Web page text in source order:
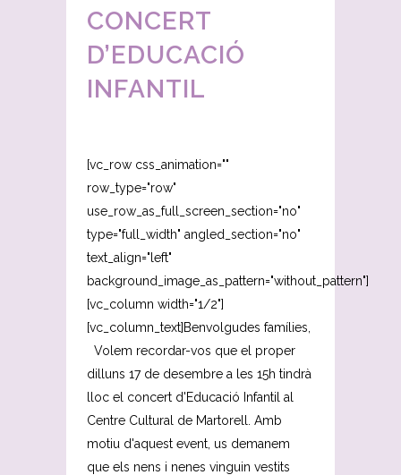
CONCERT
D’EDUCACIÓ
INFANTIL
[vc_row css_animation=""
row_type="row"
use_row_as_full_screen_section="no"
type="full_width" angled_section="no"
text_align="left"
background_image_as_pattern="without_pattern"]
[vc_column width="1/2"]
[vc_column_text]Benvolgudes famílies,
Volem recordar-vos que el proper
dilluns 17 de desembre a les 15h tindrà
lloc el concert d'Educació Infantil al
Centre Cultural de Martorell. Amb
motiu d'aquest event, us demanem
que els nens i nenes vinguin vestits